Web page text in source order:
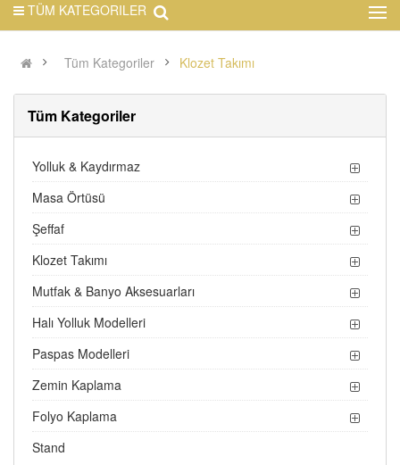
TÜM KATEGORILER
Tüm Kategoriler Klozet Takımı
Tüm Kategoriler
Yolluk & Kaydırmaz
Masa Örtüsü
Şeffaf
Klozet Takımı
Mutfak & Banyo Aksesuarları
Halı Yolluk Modelleri
Paspas Modelleri
Zemin Kaplama
Folyo Kaplama
Stand